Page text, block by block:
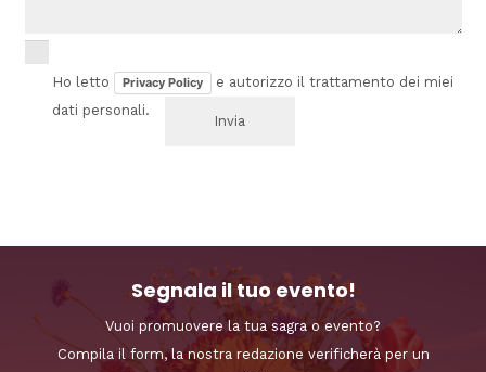
Ho letto Privacy Policy
e autorizzo il trattamento dei miei
dati personali.
Segnala il tuo evento!
Vuoi promuovere la tua sagra o evento?
Compila il form, la nostra redazione verificherà per un